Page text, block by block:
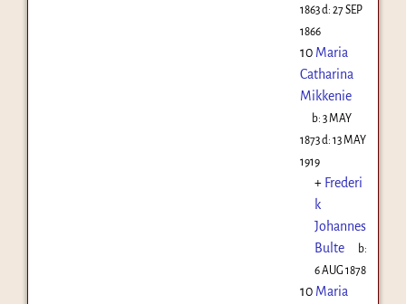
1863d: 27 SEP
1866
10 Maria
Catharina
Mikkenie
b:3 MAY
1873d: 13 MAY
1919
+ Frederi
k
Johannes
Bulte
b:
6 AUG 1878
10 Maria